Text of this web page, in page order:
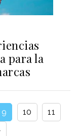
para la
9 10
11